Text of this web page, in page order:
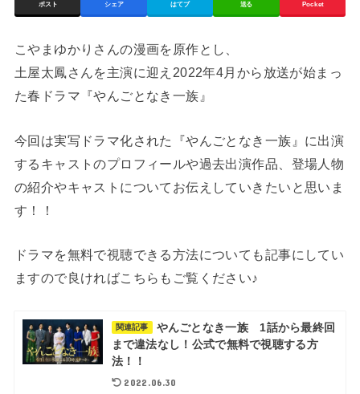
ポスト シェア はてブ 送る Pocket
こやまゆかりさんの漫画を原作とし、
土屋太鳳さんを主演に迎え2022年4月から放送が始まっ
た春ドラマ『やんごとなき一族』
今回は実写ドラマ化された『やんごとなき一族』に出演
するキャストのプロフィールや過去出演作品、登場人物
の紹介やキャストについてお伝えしていきたいと思いま
す！！
ドラマを無料で視聴できる方法についても記事にしてい
ますので良ければこちらもご覧ください♪
関連記事
やんごとなき一族 1話から最終回
まで違法なし！公式で無料で視聴する方
法！！
2022.06.30